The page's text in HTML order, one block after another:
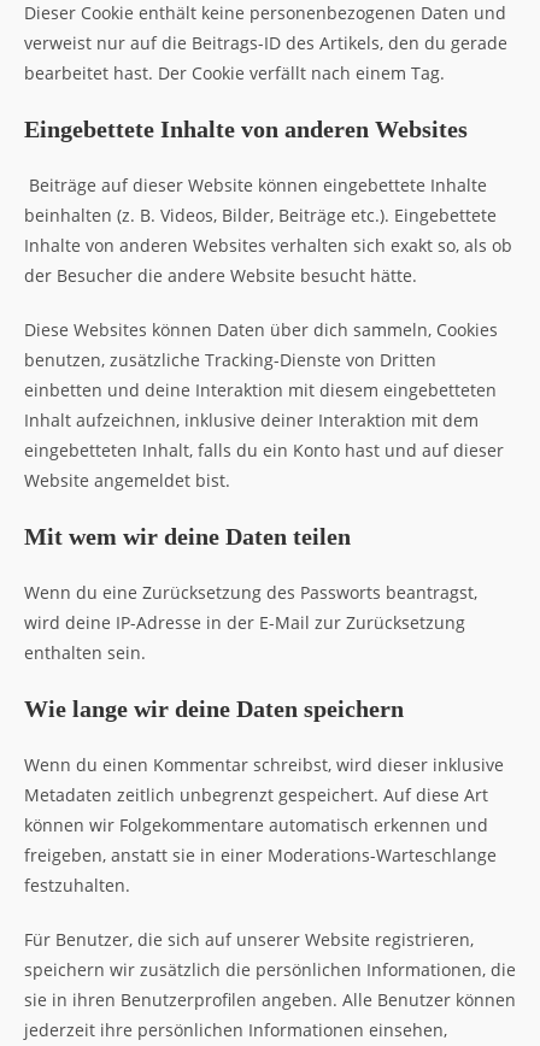
Dieser Cookie enthält keine personenbezogenen Daten und
verweist nur auf die Beitrags-ID des Artikels, den du gerade
bearbeitet hast. Der Cookie verfällt nach einem Tag.
Eingebettete Inhalte von anderen Websites
Beiträge auf dieser Website können eingebettete Inhalte
beinhalten (z. B. Videos, Bilder, Beiträge etc.). Eingebettete
Inhalte von anderen Websites verhalten sich exakt so, als ob
der Besucher die andere Website besucht hätte.
Diese Websites können Daten über dich sammeln, Cookies
benutzen, zusätzliche Tracking-Dienste von Dritten
einbetten und deine Interaktion mit diesem eingebetteten
Inhalt aufzeichnen, inklusive deiner Interaktion mit dem
eingebetteten Inhalt, falls du ein Konto hast und auf dieser
Website angemeldet bist.
Mit wem wir deine Daten teilen
Wenn du eine Zurücksetzung des Passworts beantragst,
wird deine IP-Adresse in der E-Mail zur Zurücksetzung
enthalten sein.
Wie lange wir deine Daten speichern
Wenn du einen Kommentar schreibst, wird dieser inklusive
Metadaten zeitlich unbegrenzt gespeichert. Auf diese Art
können wir Folgekommentare automatisch erkennen und
freigeben, anstatt sie in einer Moderations-Warteschlange
festzuhalten.
Für Benutzer, die sich auf unserer Website registrieren,
speichern wir zusätzlich die persönlichen Informationen, die
sie in ihren Benutzerprofilen angeben. Alle Benutzer können
jederzeit ihre persönlichen Informationen einsehen,